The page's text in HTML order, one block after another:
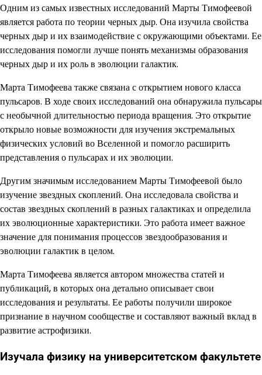
Одним из самых известных исследований Марты Тимофеевой
является работа по теории черных дыр. Она изучила свойства
черных дыр и их взаимодействие с окружающими объектами. Ее
исследования помогли лучше понять механизмы образования
черных дыр и их роль в эволюции галактик.
Марта Тимофеева также связана с открытием нового класса
пульсаров. В ходе своих исследований она обнаружила пульсары
с необычной длительностью периода вращения. Это открытие
открыло новые возможности для изучения экстремальных
физических условий во Вселенной и помогло расширить
представления о пульсарах и их эволюции.
Другим значимым исследованием Марты Тимофеевой было
изучение звездных скоплений. Она исследовала свойства и
состав звездных скоплений в разных галактиках и определила
их эволюционные характеристики. Это работа имеет важное
значение для понимания процессов звездообразования и
эволюции галактик в целом.
Марта Тимофеева является автором множества статей и
публикаций, в которых она детально описывает свои
исследования и результаты. Ее работы получили широкое
признание в научном сообществе и составляют важный вклад в
развитие астрофизики.
Изучала физику на университетском факультете